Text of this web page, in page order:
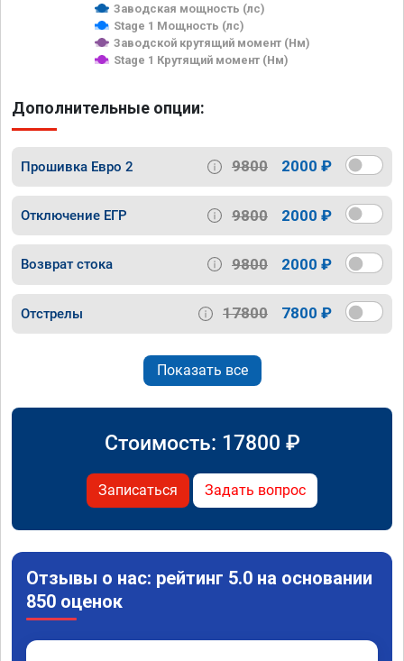
Заводская мощность (лс)
Stage 1 Мощность (лс)
Заводской крутящий момент (Нм)
Stage 1 Крутящий момент (Нм)
Дополнительные опции:
Прошивка Евро 2 9800 2000 ₽
Отключение ЕГР 9800 2000 ₽
Возврат стока 9800 2000 ₽
Отстрелы 17800 7800 ₽
Показать все
Стоимость: 17800 ₽
Записаться Задать вопрос
Отзывы о нас: рейтинг 5.0 на основании
850 оценок